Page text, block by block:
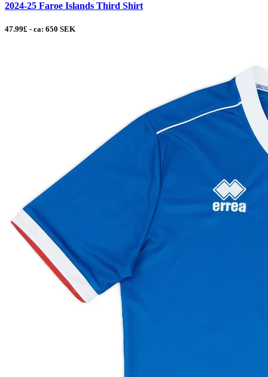
2024-25 Faroe Islands Third Shirt
47.99£ - ca: 650 SEK